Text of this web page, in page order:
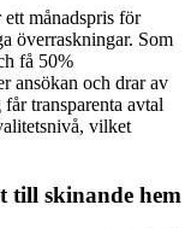
månadspris för
överraskningar. Som
få 50%
ansökan och drar av
transparenta avtal
vilket
till skinande hem